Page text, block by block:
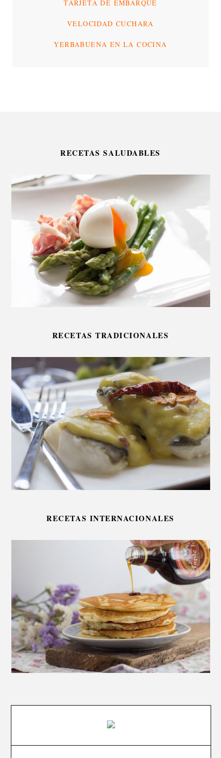
TARJETA DE EMBARQUE
VELOCIDAD CUCHARA
YERBABUENA EN LA COCINA
RECETAS SALUDABLES
RECETAS TRADICIONALES
RECETAS INTERNACIONALES